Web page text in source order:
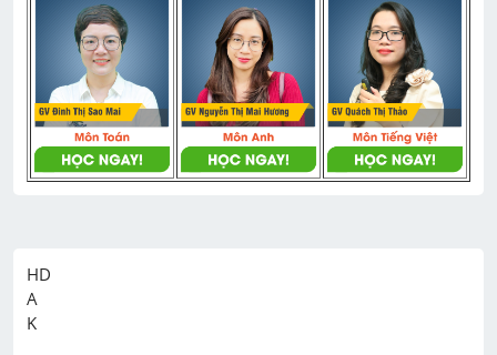
HD
A